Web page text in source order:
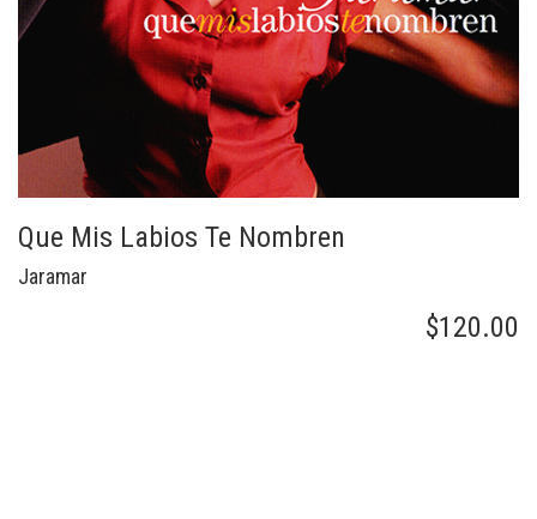
Que Mis Labios Te Nombren
Jaramar
$120.00